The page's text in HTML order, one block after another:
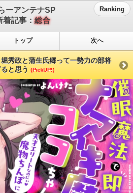
ーアンテナSP
着記事：総合
Ranking
トップ 次へ
堀秀政と蒲生氏郷って一勢力の部将
と思う (PickUP!)